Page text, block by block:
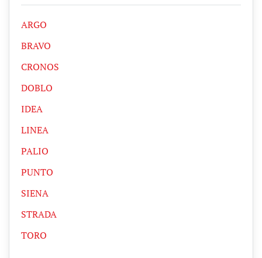
ARGO
BRAVO
CRONOS
DOBLO
IDEA
LINEA
PALIO
PUNTO
SIENA
STRADA
TORO